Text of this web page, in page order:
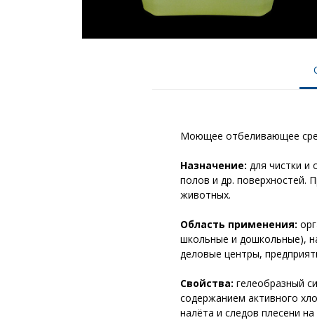
Моющее отбеливающее
Назначение: для чистки и
полов и др. поверхностей.
животных.
Область применения:
школьные и дошкольные),
деловые центры,
Свойства: гелеобразный
содержанием активного
налёта и следов плесени